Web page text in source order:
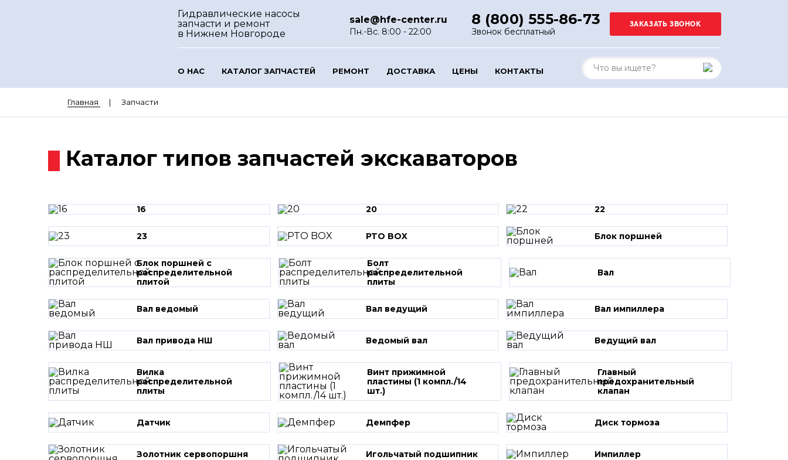
Гидравлические насосы
запчасти и ремонт
в Нижнем Новгороде
sale@hfe-center.ru
Пн.-Вс. 8:00 - 22:00
8 (800) 555-86-73
Звонок бесплатный
О НАС КАТАЛОГ ЗАПЧАСТЕЙ РЕМОНТ ДОСТАВКА ЦЕНЫ КОНТАКТЫ
Главная Запчасти
Каталог типов запчастей экскаваторов
16 20 22
23 PTO BOX Блок поршней
Блок поршней c
распределительной
плитой
Болт
распределительной
плиты
Вал
Вал ведомый Вал ведущий Вал импиллера
Вал привода НШ Ведомый вал Ведущий вал
Вилка
распределительной
плиты
Винт прижимной
пластины (1 компл./14
шт.)
Главный
предохранительный
клапан
Датчик Демпфер Диск тормоза
Золотник сервопоршня Игольчатый подшипник Импиллер